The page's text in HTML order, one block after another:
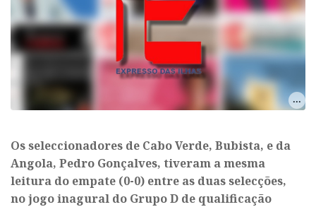
Os seleccionadores de Cabo Verde, Bubista, e da
Angola, Pedro Gonçalves, tiveram a mesma
leitura do empate (0-0) entre as duas selecções,
no jogo inagural do Grupo D de qualificação